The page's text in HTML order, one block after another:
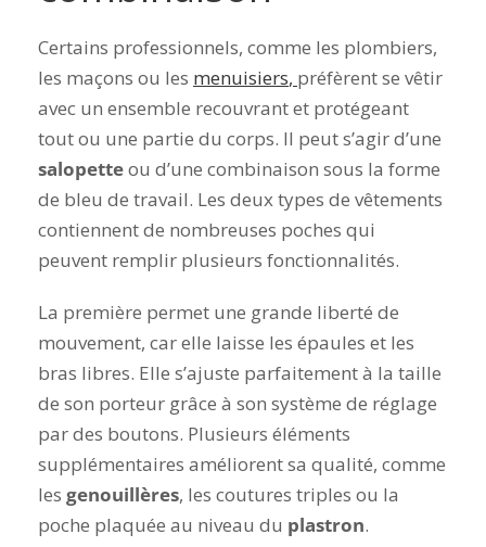
Certains professionnels, comme les plombiers,
les maçons ou les menuisiers, préfèrent se vêtir
avec un ensemble recouvrant et protégeant
tout ou une partie du corps. Il peut s’agir d’une
salopetteou d’une combinaison sous la forme
de bleu de travail. Les deux types de vêtements
contiennent de nombreuses poches qui
peuvent remplir plusieurs fonctionnalités.
La première permet une grande liberté de
mouvement, car elle laisse les épaules et les
bras libres. Elle s’ajuste parfaitement à la taille
de son porteur grâce à son système de réglage
par des boutons. Plusieurs éléments
supplémentaires améliorent sa qualité, comme
les genouillères, les coutures triples ou la
poche plaquée au niveau du plastron.